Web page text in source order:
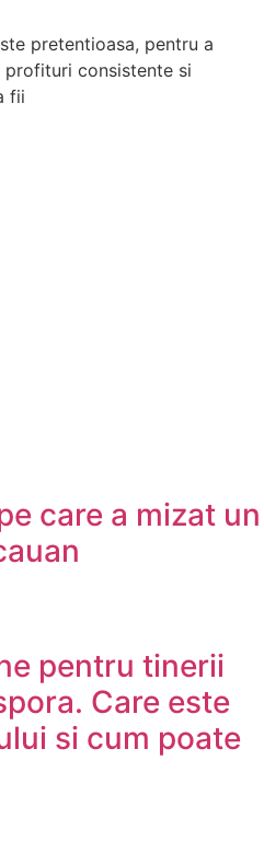
pretentioasa, pentru a
consistente si
fii
care a mizat un
pentru tinerii
Care este
si cum poate